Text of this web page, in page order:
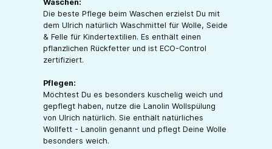
Waschen:
Die beste Pflege beim Waschen erzielst Du mit
dem Ulrich natürlich Waschmittel für Wolle, Seide
& Felle für Kindertextilien. Es enthält einen
pflanzlichen Rückfetter und ist ECO-Control
zertifiziert.
Pflegen:
Möchtest Du es besonders kuschelig weich und
gepflegt haben, nutze die Lanolin Wollspülung
von Ulrich natürlich. Sie enthält natürliches
Wollfett - Lanolin genannt und pflegt Deine Wolle
besonders weich.